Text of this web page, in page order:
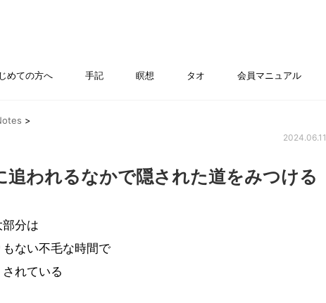
めての方へ 手記 瞑想 タオ 会員マニュアル
>
2024.06.11
追われるなかで隠された道をみつける
部分は
ない不毛な時間で
れている